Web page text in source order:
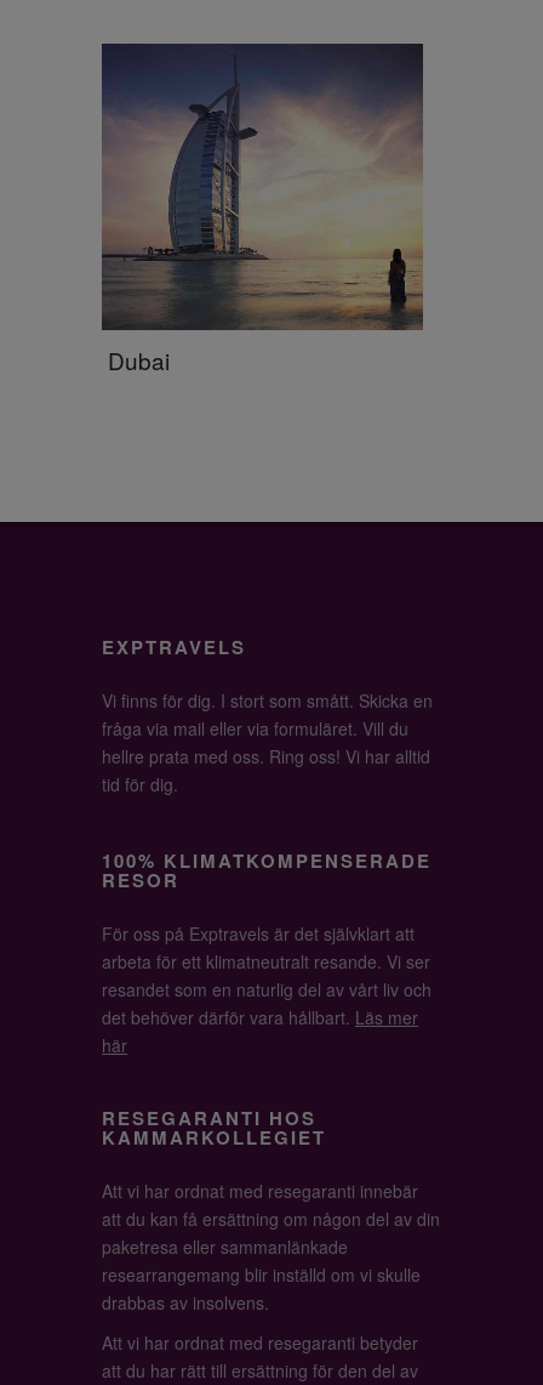
Dubai
EXPTRAVELS
Vi finns för dig. I stort som smått. Skicka en
fråga via mail eller via formuläret. Vill du
hellre prata med oss. Ring oss! Vi har alltid
tid för dig.
100% KLIMATKOMPENSERADE
RESOR
För oss på Exptravels är det självklart att
arbeta för ett klimatneutralt resande. Vi ser
resandet som en naturlig del av vårt liv och
det behöver därför vara hållbart. Läs mer
här
RESEGARANTI HOS
KAMMARKOLLEGIET
Att vi har ordnat med resegaranti innebär
att du kan få ersättning om någon del av din
paketresa eller sammanlänkade
researrangemang blir inställd om vi skulle
drabbas av insolvens.
Att vi har ordnat med resegaranti betyder
att du har rätt till ersättning för den del av